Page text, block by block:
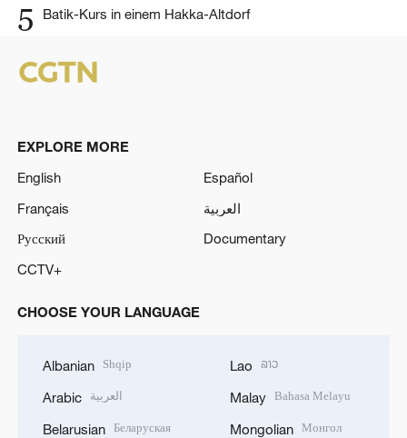
5 Batik-Kurs in einem Hakka-Altdorf
EXPLORE MORE
English
Español
Français
العربية
Русский
Documentary
CCTV+
CHOOSE YOUR LANGUAGE
Albanian Shqip
Arabic العربية
Belarusian Беларуская
Lao ລາວ
Malay Bahasa Melayu
Mongolian Монгол